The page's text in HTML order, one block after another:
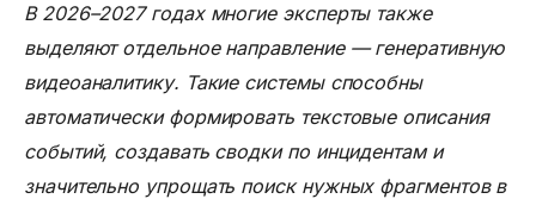
В 2026–2027 годах многие эксперты также
выделяют отдельное направление — генеративную
видеоаналитику. Такие системы способны
автоматически формировать текстовые описания
событий, создавать сводки по инцидентам и
значительно упрощать поиск нужных фрагментов в